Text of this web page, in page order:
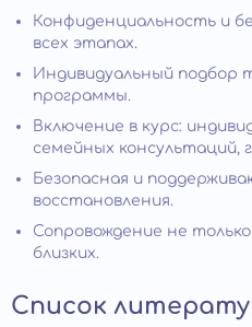
Конфиденциальность и
всех этапах.
Индивидуальный подбор
программы.
Включение в курс:
семейных консультаций,
Безопасная и
восстановления.
Сопровождение не
близких.
Список